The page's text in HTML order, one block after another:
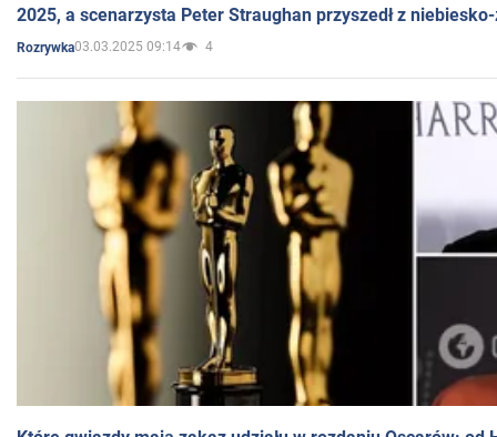
2025, a scenarzysta Peter Straughan przyszedł z
Rozrywka03.03.2025 09:14 4